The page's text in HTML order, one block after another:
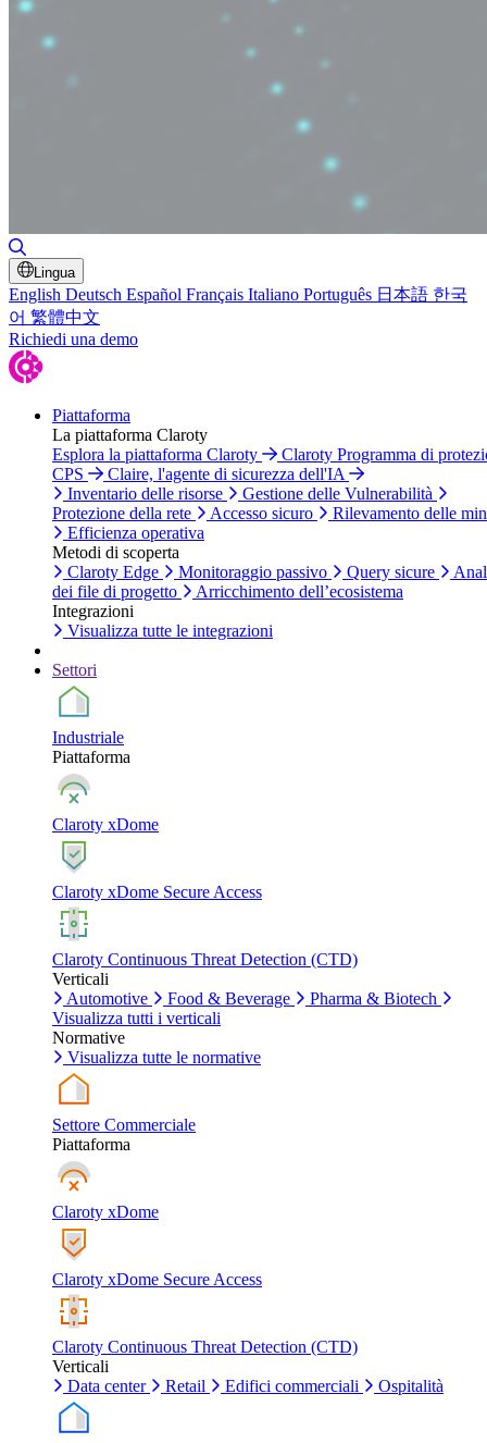
Lingua
English Deutsch Español Français Italiano Português 日本語 한국
어 繁體中文
Richiedi una demo
Piattaforma
La piattaforma Claroty
Esplora la piattaforma Claroty
Claroty Programma di
CPS
Claire, l'agente di sicurezza dell'IA
Inventario delle risorse
Gestione delle Vulnerabilità
Protezione della rete
Accesso sicuro
Rilevamento delle
Efficienza operativa
Metodi di scoperta
Claroty Edge
Monitoraggio passivo Query sicure
dei file di progetto
Arricchimento dell’ecosistema
Integrazioni
Visualizza tutte le integrazioni
Settori
Industriale
Piattaforma
Claroty xDome
Claroty xDome Secure Access
Claroty Continuous Threat Detection (CTD)
Verticali
Automotive
Food & Beverage
Pharma & Biotech
Visualizza tutti i verticali
Normative
Visualizza tutte le normative
Settore Commerciale
Piattaforma
Claroty xDome
Claroty xDome Secure Access
Claroty Continuous Threat Detection (CTD)
Verticali
Data center
Retail Edifici commerciali Ospitalità